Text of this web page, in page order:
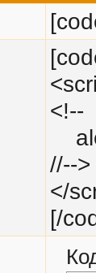
<!--
//-->
</
[/